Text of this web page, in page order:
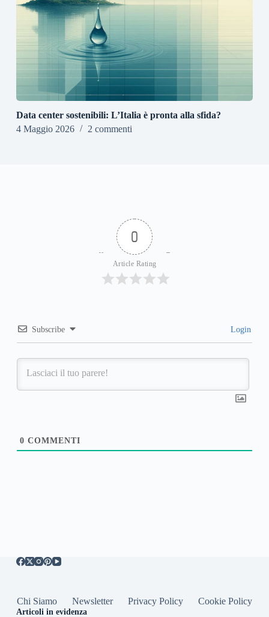
Data center sostenibili: L’Italia è pronta alla sfida?
4 Maggio 2026
2 commenti
0
Article Rating
Subscribe Login
0 COMMENTI
Chi Siamo Newsletter Privacy Policy Cookie Policy
Articoli in evidenza